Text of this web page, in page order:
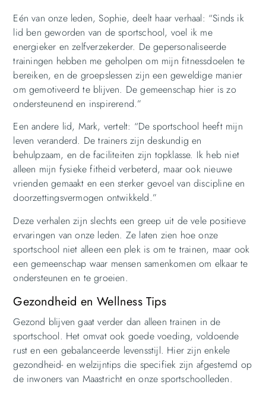
Eén van onze leden, Sophie, deelt haar verhaal: “Sinds ik
lid ben geworden van de sportschool, voel ik me
energieker en zelfverzekerder. De gepersonaliseerde
trainingen hebben me geholpen om mijn fitnessdoelen te
bereiken, en de groepslessen zijn een geweldige manier
om gemotiveerd te blijven. De gemeenschap hier is zo
ondersteunend en inspirerend.”
Een andere lid, Mark, vertelt: “De sportschool heeft mijn
leven veranderd. De trainers zijn deskundig en
behulpzaam, en de faciliteiten zijn topklasse. Ik heb niet
alleen mijn fysieke fitheid verbeterd, maar ook nieuwe
vrienden gemaakt en een sterker gevoel van discipline en
doorzettingsvermogen ontwikkeld.”
Deze verhalen zijn slechts een greep uit de vele positieve
ervaringen van onze leden. Ze laten zien hoe onze
sportschool niet alleen een plek is om te trainen, maar ook
een gemeenschap waar mensen samenkomen om elkaar te
ondersteunen en te groeien.
Gezondheid en Wellness Tips
Gezond blijven gaat verder dan alleen trainen in de
sportschool. Het omvat ook goede voeding, voldoende
rust en een gebalanceerde levensstijl. Hier zijn enkele
gezondheid- en welzijntips die specifiek zijn afgestemd op
de inwoners van Maastricht en onze sportschoolleden.